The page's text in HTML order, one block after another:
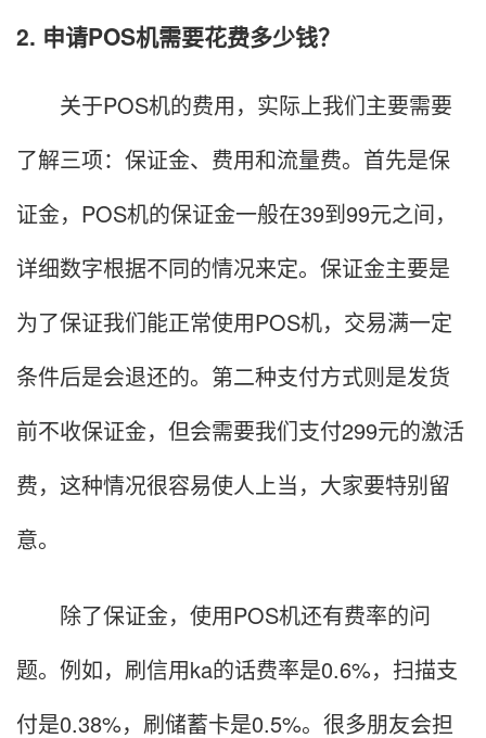
2. 申请POS机需要花费多少钱？
关于POS机的费用，实际上我们主要需要
了解三项：保证金、费用和流量费。首先是保
证金，POS机的保证金一般在39到99元之间，
详细数字根据不同的情况来定。保证金主要是
为了保证我们能正常使用POS机，交易满一定
条件后是会退还的。第二种支付方式则是发货
前不收保证金，但会需要我们支付299元的激活
费，这种情况很容易使人上当，大家要特别留
意。
除了保证金，使用POS机还有费率的问
题。例如，刷信用ka的话费率是0.6%，扫描支
付是0.38%，刷储蓄卡是0.5%。很多朋友会担